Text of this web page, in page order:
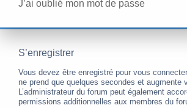
J’ai oublié mon mot de passe
S’enregistrer
Vous devez être enregistré pour vous
ne prend que quelques secondes et augmente
L’administrateur du forum peut également
permissions additionnelles aux membres du